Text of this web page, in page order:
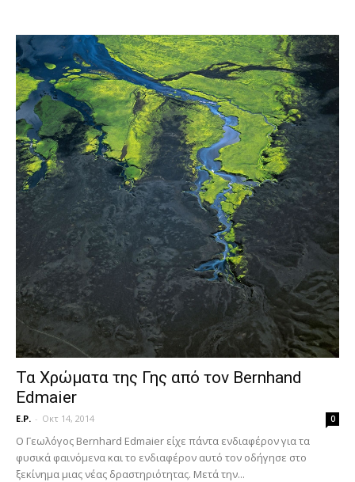
Τα Χρώματα της Γης από τον Bernhand
Edmaier
E.P. - Οκτ 14, 2014 0
Ο Γεωλόγος Bernhard Edmaier είχε πάντα ενδιαφέρον για τα
φυσικά φαινόμενα και το ενδιαφέρον αυτό τον οδήγησε στο
ξεκίνημα μιας νέας δραστηριότητας. Μετά την...